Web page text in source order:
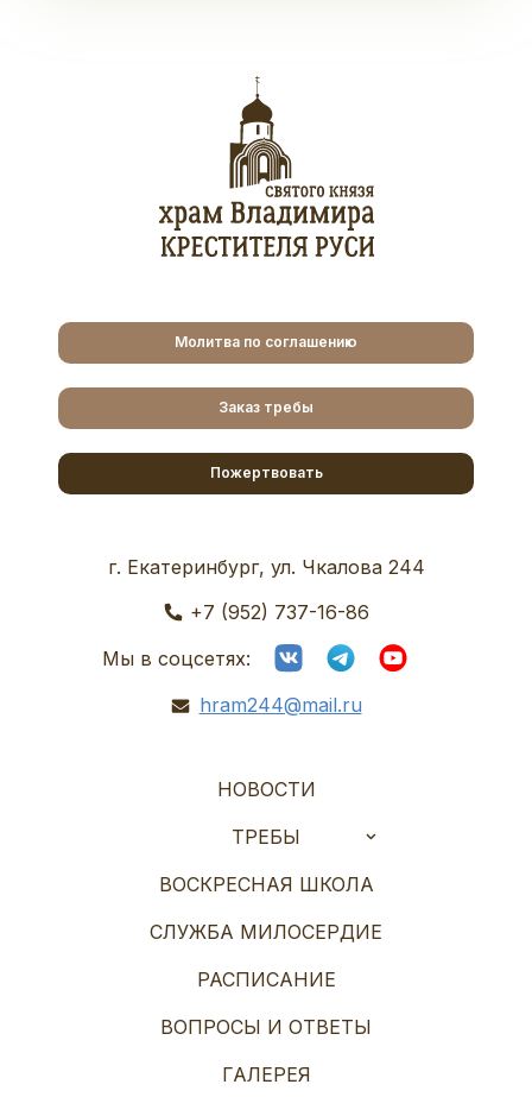
Молитва по соглашению
Заказ требы
Пожертвовать
г. Екатеринбург, ул. Чкалова 244
+7 (952) 737-16-86
Мы в соцсетях:
hram244@mail.ru
НОВОСТИ
ТРЕБЫ
ВОСКРЕСНАЯ ШКОЛА
СЛУЖБА МИЛОСЕРДИЕ
РАСПИСАНИЕ
ВОПРОСЫ И ОТВЕТЫ
ГАЛЕРЕЯ